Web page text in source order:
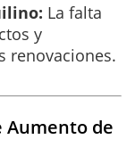
La falta
y
renovaciones.
Aumento de